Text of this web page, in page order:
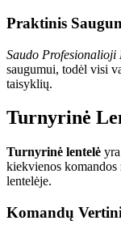
Praktinis
Saudo Profesionalioji
saugumui, todėl visi
taisyklių.
Turnyrinė
Turnyrinė lentelė
kiekvienos
lentelėje.
Komandų